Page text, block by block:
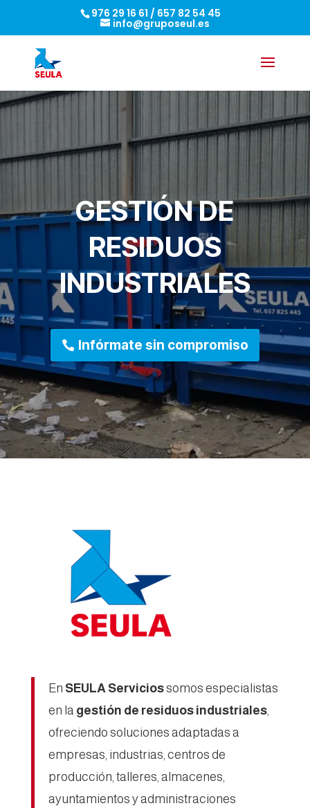
976 29 16 61 / 657 82 54 45
info@gruposeul.es
GESTIÓN DE
RESIDUOS
INDUSTRIALES
Infórmate sin compromiso
En SEULA Serviciossomos especialistas
en la gestión de residuos industriales,
ofreciendo soluciones adaptadas a
empresas, industrias, centros de
producción, talleres, almacenes,
ayuntamientos y administraciones